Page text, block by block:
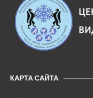
КАРТА САЙТА